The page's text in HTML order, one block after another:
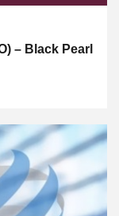
– Black Pearl